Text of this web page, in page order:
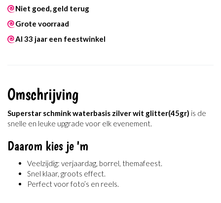
Niet goed, geld terug
Grote voorraad
Al 33 jaar een feestwinkel
Omschrijving
Superstar schmink waterbasis zilver wit glitter(45gr) is de
snelle en leuke upgrade voor elk evenement.
Daarom kies je 'm
Veelzijdig: verjaardag, borrel, themafeest.
Snel klaar, groots effect.
Perfect voor foto’s en reels.